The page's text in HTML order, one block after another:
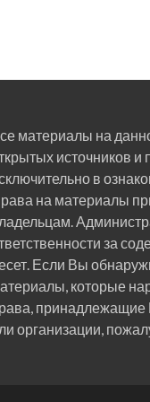
материалы на
источников и
в
на материалы
за
Если Вы
которые
организации,